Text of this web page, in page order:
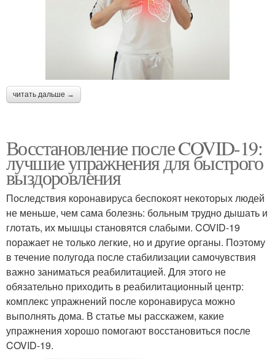
читать дальше →
Восстановление после COVID-19:
лучшие упражнения для быстрого
выздоровления
Последствия коронавируса беспокоят некоторых людей
не меньше, чем сама болезнь: больным трудно дышать и
глотать, их мышцы становятся слабыми. COVID-19
поражает не только легкие, но и другие органы. Поэтому
в течение полугода после стабилизации самочувствия
важно заниматься реабилитацией. Для этого не
обязательно приходить в реабилитационный центр:
комплекс упражнений после коронавируса можно
выполнять дома. В статье мы расскажем, какие
упражнения хорошо помогают восстановиться после
COVID-19.